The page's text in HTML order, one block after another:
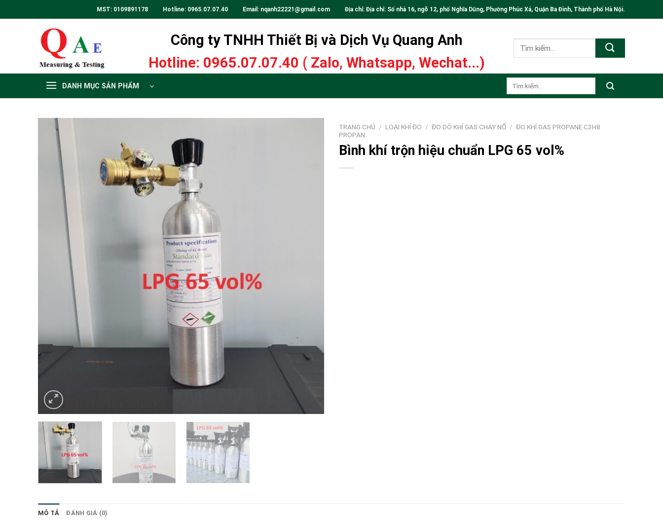
to
MST: 0109891178 Hotline: 0965.07.07.40 Email: nqanh22221@gmail.com Địa chỉ: Địa chỉ: Số nhà 16, ngõ 12, phố Nghĩa Dũng, Phường Phúc Xá, Quận Ba Đình, Thành phố Hà Nội.
Công ty TNHH Thiết Bị và Dịch Vụ Quang Anh
Hotline: 0965.07.07.40 ( Zalo, Whatsapp, Wechat...)
Tìm
DANH MỤC SẢN PHẨM
TRANG CHỦ / LOẠI KHÍ ĐO / ĐO DÒ KHÍ GAS CHÁY NỔ / ĐO KHÍ GAS PROPANE C3H8
PROPAN
Bình khí trộn hiệu chuẩn LPG 65 vol%
MÔ TẢ ĐÁNH GIÁ (0)